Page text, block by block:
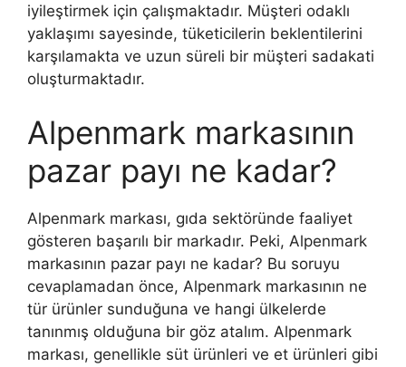
iyileştirmek için çalışmaktadır. Müşteri odaklı
yaklaşımı sayesinde, tüketicilerin beklentilerini
karşılamakta ve uzun süreli bir müşteri sadakati
oluşturmaktadır.
Alpenmark markasının
pazar payı ne kadar?
Alpenmark markası, gıda sektöründe faaliyet
gösteren başarılı bir markadır. Peki, Alpenmark
markasının pazar payı ne kadar? Bu soruyu
cevaplamadan önce, Alpenmark markasının ne
tür ürünler sunduğuna ve hangi ülkelerde
tanınmış olduğuna bir göz atalım. Alpenmark
markası, genellikle süt ürünleri ve et ürünleri gibi